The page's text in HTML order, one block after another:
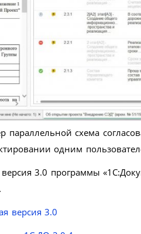
схема
одним
3.0 программы
версия 3.0